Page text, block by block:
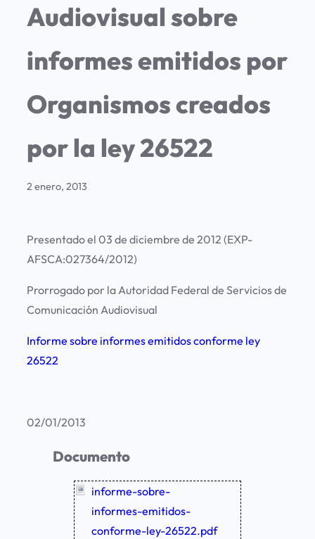
Audiovisual sobre
informes emitidos por
Organismos creados
por la ley 26522
2 enero, 2013
Presentado el 03 de diciembre de 2012 (EXP-
AFSCA:027364/2012)
Prorrogado por la Autoridad Federal de Servicios de
Comunicación Audiovisual
Informe sobre informes emitidos conforme ley
26522
02/01/2013
Documento
informe-sobre-
informes-emitidos-
conforme-ley-26522.pdf